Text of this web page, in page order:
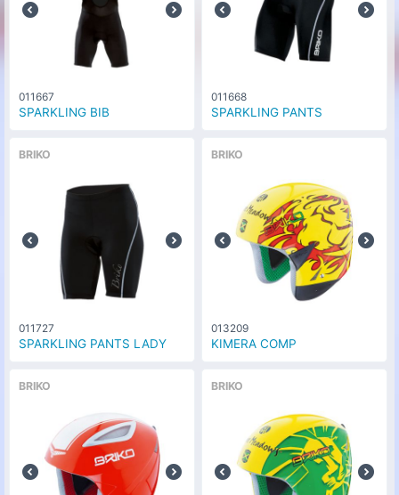
マットレッドルビー(925)
M-L(56-58cm)
なし 0
マットレッドルビー(925)
サイズ
なし 0円
011667
SPARKLING BIB
011668
SPARKLING PANTS
BRIKO
011727
SPARKLING PANTS LADY
BRIKO
013209
KIMERA COMP
BRIKO BRIKO